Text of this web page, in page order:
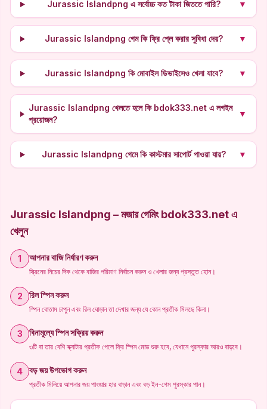
Jurassic Islandpng এ সর্বোচ্চ কত টাকা জিততে পারি? ▼
Jurassic Islandpng গেম কি ফ্রি প্লে করার সুবিধা দেয়? ▼
Jurassic Islandpng কি মোবাইল ডিভাইসেও খেলা যাবে? ▼
Jurassic Islandpng খেলতে হলে কি bdok333.net এ লগইন
প্রয়োজন?
▼
Jurassic Islandpng গেমে কি কাস্টমার সাপোর্ট পাওয়া যায়? ▼
Jurassic Islandpng – মজার গেমিং bdok333.net এ
খেলুন
1 আপনার বাজি নির্ধারণ করুন
স্ক্রিনের নিচের দিক থেকে বাজির পরিমাণ নির্বাচন করুন ও খেলার জন্য প্রস্তুত হোন।
2 রিল স্পিন করুন
স্পিন বোতাম চাপুন এবং রিল ঘোড়ান তা দেখার জন্য যে কোন প্রতীক মিলছে কিনা।
3 বিনামূল্যে স্পিন সক্রিয় করুন
৩টি বা তার বেশি স্ক্যাটার প্রতীক পেলে ফ্রি স্পিন মোড শুরু হবে, যেখানে পুরস্কার আরও বাড়বে।
4 বড় জয় উপভোগ করুন
প্রতীক মিলিয়ে আপনার জয় পাওয়ার হার বাড়ান এবং বড় ইন-গেম পুরস্কার পান।